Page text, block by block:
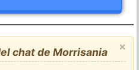
×
chat de Morrisania